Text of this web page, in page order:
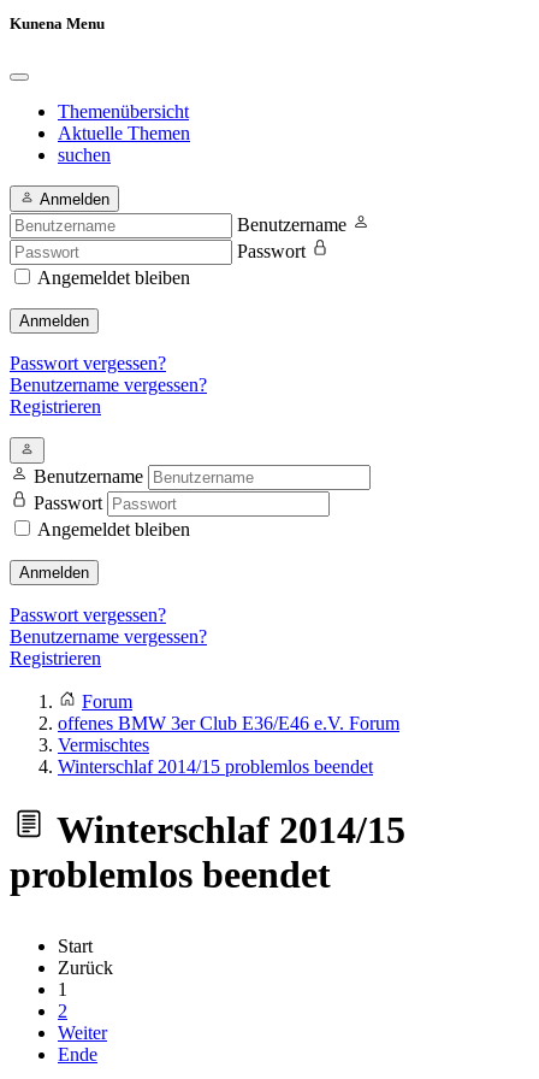
Kunena Menu
Themenübersicht
Aktuelle Themen
suchen
Anmelden
Benutzername
Passwort
Angemeldet bleiben
Anmelden
Passwort vergessen?
Benutzername vergessen?
Registrieren
Benutzername
Passwort
Angemeldet bleiben
Anmelden
Passwort vergessen?
Benutzername vergessen?
Registrieren
Forum
offenes BMW 3er Club E36/E46 e.V. Forum
Vermischtes
Winterschlaf 2014/15 problemlos beendet
Winterschlaf 2014/15
problemlos beendet
Start
Zurück
1
2
Weiter
Ende